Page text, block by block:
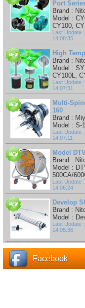
Port
Brand :
Model :
CY100,
Last Update
14:08:35
High
Brand :
Model :
CY100L,
Last Update
14:07:31
Multi-
160
Brand :
Model : S-
Last Update
14:07:11
Model
Brand :
Model :
500CA/
Last Update
14:06:24
Develop
Brand :
Model :
Last Update
14:05:36
Facebook